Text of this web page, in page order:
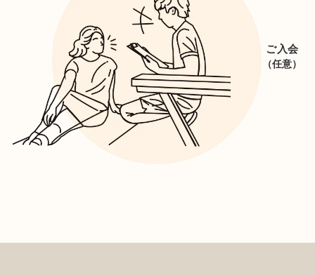
ご入会
（任意）